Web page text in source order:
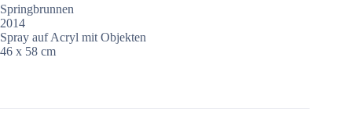
Springbrunnen
2014
Spray auf Acryl mit Objekten
46 x 58 cm